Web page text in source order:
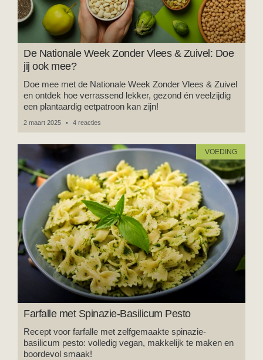
De Nationale Week Zonder Vlees & Zuivel: Doe
jij ook mee?
Doe mee met de Nationale Week Zonder Vlees & Zuivel
en ontdek hoe verrassend lekker, gezond én veelzijdig
een plantaardig eetpatroon kan zijn!
2 maart 2025 4 reacties
VOEDING
Farfalle met Spinazie-Basilicum Pesto
Recept voor farfalle met zelfgemaakte spinazie-
basilicum pesto: volledig vegan, makkelijk te maken en
boordevol smaak!